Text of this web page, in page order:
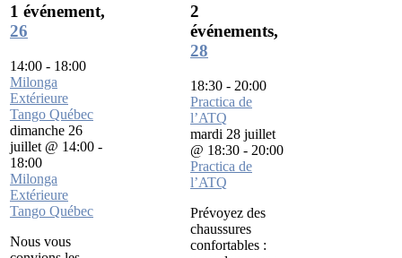
1 événement,
26
14:00 - 18:00
Milonga
Extérieure
Tango Québec
dimanche 26
juillet @ 14:00 -
18:00
Milonga
Extérieure
Tango Québec
Nous vous
2
événements,
28
18:30 - 20:00
Practica de
l’ATQ
mardi 28 juillet
@ 18:30 - 20:00
Practica de
l’ATQ
Prévoyez des
chaussures
confortables :